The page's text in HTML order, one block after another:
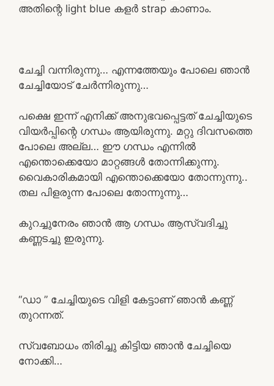
അതിന്റെ light blue കളർ strap കാണാം.
ചേച്ചി വന്നിരുന്നു… എന്നത്തേയും പോലെ ഞാൻ
ചേച്ചിയോട് ചേർന്നിരുന്നു…
പക്ഷെ ഇന്ന് എനിക്ക് അനുഭവപ്പെട്ടത് ചേച്ചിയുടെ
വിയർപ്പിന്റെ ഗന്ധം ആയിരുന്നു. മറ്റു ദിവസത്തെ
പോലെ അല്ല… ഈ ഗന്ധം എന്നിൽ
എന്തൊക്കെയോ മാറ്റങ്ങൾ തോന്നിക്കുന്നു.
വൈകാരികമായി എന്തൊക്കെയോ തോന്നുന്നു..
തല പിളരുന്ന പോലെ തോന്നുന്നു…
കുറച്ചുനേരം ഞാൻ ആ ഗന്ധം ആസ്വദിച്ചു
കണ്ണടച്ചു ഇരുന്നു.
“ഡാ ” ചേച്ചിയുടെ വിളി കേട്ടാണ് ഞാൻ കണ്ണ്
തുറന്നത്.
സ്വബോധം തിരിച്ചു കിട്ടിയ ഞാൻ ചേച്ചിയെ
നോക്കി…